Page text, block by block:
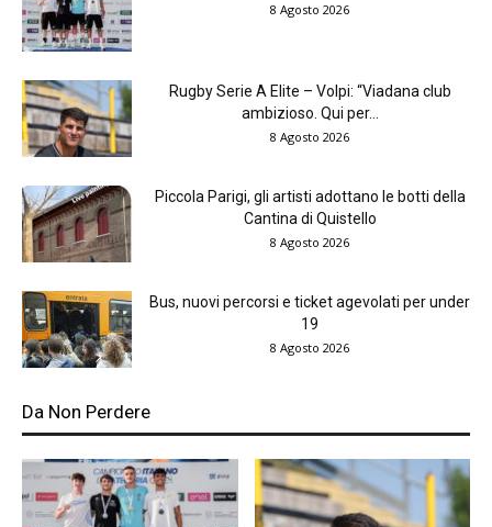
8 Agosto 2026
Rugby Serie A Elite – Volpi: “Viadana club
ambizioso. Qui per...
8 Agosto 2026
Piccola Parigi, gli artisti adottano le botti della
Cantina di Quistello
8 Agosto 2026
Bus, nuovi percorsi e ticket agevolati per under
19
8 Agosto 2026
Da Non Perdere